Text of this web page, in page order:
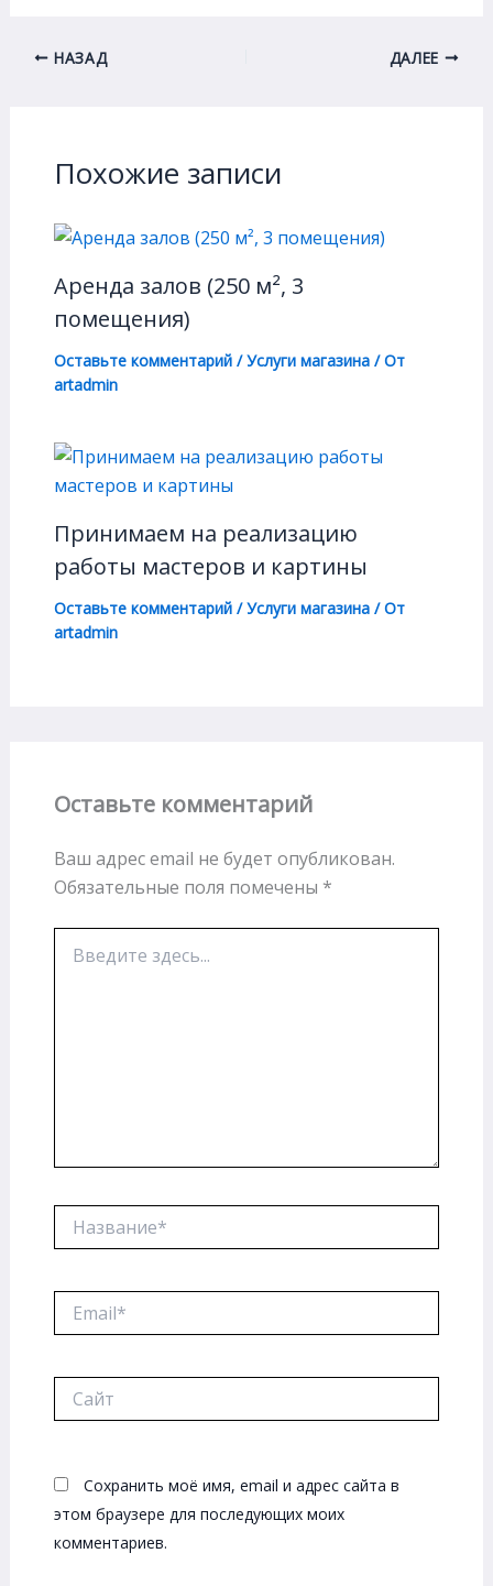
НАЗАД ДАЛЕЕ
Похожие записи
Аренда залов (250 м², 3
помещения)
Оставьте комментарий /Услуги магазина/ От
artadmin
Принимаем на реализацию
работы мастеров и картины
Оставьте комментарий /Услуги магазина/ От
artadmin
Оставьте комментарий
Ваш адрес email не будет опубликован.
Обязательные поля помечены *
здесь...
Сохранить моё имя, email и адрес сайта в
этом браузере для последующих моих
комментариев.